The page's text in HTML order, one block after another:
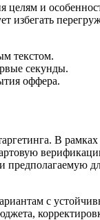
и
избегать
текстом.
секунды.
оффера.
В
предполагаемую
с